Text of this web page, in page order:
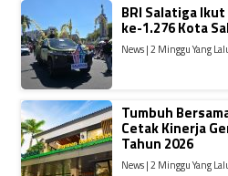
BRI Salatiga
ke-1.276 Kota
News | 2 Minggu Yang
Tumbuh
Cetak Kinerja
Tahun 2026
News | 2 Minggu Yang